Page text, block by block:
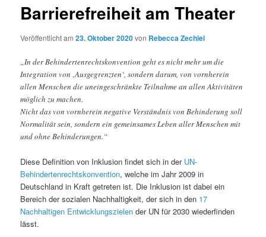
Barrierefreiheit am Theater
Veröffentlicht am23. Oktober 2020von Rebecca Zechiel
„In der Behindertenrechtskonvention geht es nicht mehr um die
Integration von ‚Ausgegrenzten‘, sondern darum, von vornherein
allen Menschen die uneingeschränkte Teilnahme an allen Aktivitäten
möglich zu machen.
Nicht das von vornherein negative Verständnis von Behinderung soll
Normalität sein, sondern ein gemeinsames Leben aller Menschen mit
und ohne Behinderungen.“
Diese Definition von Inklusion findet sich in der UN-
Behindertenrechtskonvention, welche im Jahr 2009 in
Deutschland in Kraft getreten ist. Die Inklusion ist dabei ein
Bereich der sozialen Nachhaltigkeit, der sich in den 17
Nachhaltigen Entwicklungszielen der UN für 2030 wiederfinden
lässt.